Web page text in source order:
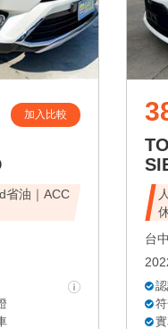
加入比較
省油｜ACC
台